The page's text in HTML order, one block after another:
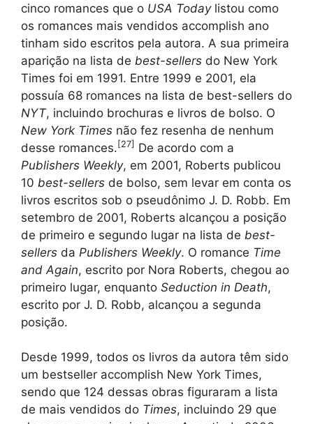
cinco romances que o USA Todaylistou como
os romances mais vendidos accomplish ano
tinham sido escritos pela autora. A sua primeira
aparição na lista de best-sellers do New York
Times foi em 1991. Entre 1999 e 2001, ela
possuía 68 romances na lista de best-sellers do
NYT, incluindo brochuras e livros de bolso. O
New York Times não fez resenha de nenhum
desse romances. [27] De acordo com a
Publishers Weekly, em 2001, Roberts publicou
10 best-sellers de bolso, sem levar em conta os
livros escritos sob o pseudônimo J. D. Robb. Em
setembro de 2001, Roberts alcançou a posição
de primeiro e segundo lugar na lista de best-
sellers da Publishers Weekly. O romance Time
and Again, escrito por Nora Roberts, chegou ao
primeiro lugar, enquanto Seduction in Death,
escrito por J. D. Robb, alcançou a segunda
posição.
Desde 1999, todos os livros da autora têm sido
um bestseller accomplish New York Times,
sendo que 124 dessas obras figuraram a lista
de mais vendidos do Times, incluindo 29 que